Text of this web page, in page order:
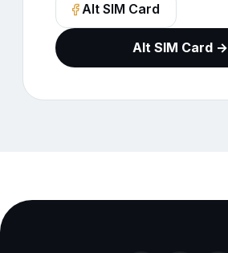
Alt SIM Card
Alt SIM Card →